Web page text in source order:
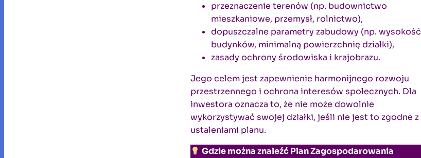
przeznaczenie terenów (np. budownictwo
mieszkaniowe, przemysł, rolnictwo),
dopuszczalne parametry zabudowy (np. wysokość
budynków, minimalną powierzchnię działki),
zasady ochrony środowiska i krajobrazu.
Jego celem jest zapewnienie harmonijnego rozwoju
przestrzennego i ochrona interesów społecznych. Dla
inwestora oznacza to, że nie może dowolnie
wykorzystywać swojej działki, jeśli nie jest to zgodne z
ustaleniami planu.
Gdzie można znaleźć Plan Zagospodarowania